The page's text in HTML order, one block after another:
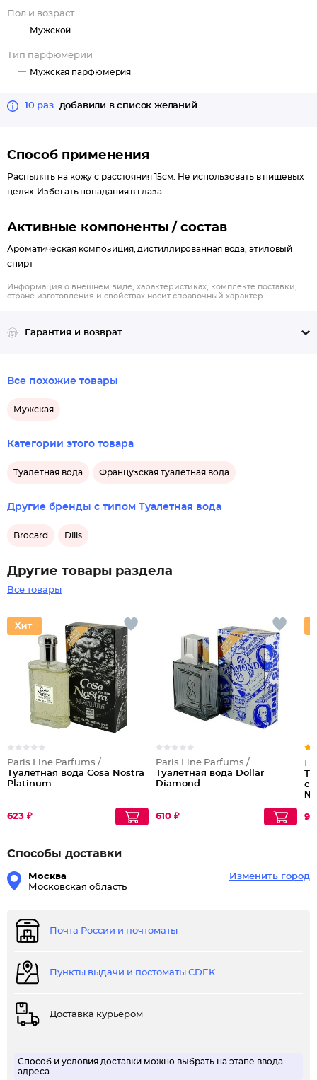
Пол и возраст
Мужской
Тип парфюмерии
Мужская парфюмерия
10 раз добавили в список желаний
Способ применения
Распылять на кожу с расстояния 15см. Не использовать в пищевых
целях. Избегать попадания в глаза.
Активные компоненты / состав
Ароматическая композиция, дистиллированная вода, этиловый
спирт
Информация о внешнем виде, характеристиках, комплекте поставки,
стране изготовления и свойствах носит справочный характер.
Гарантия и возврат
Все похожие товары
Мужская
Категории этого товара
Туалетная вода Французская туалетная вода
Другие бренды с типом Туалетная вода
Brocard Dilis
Другие товары раздела
Все товары
Paris Line Parfums /
Туалетная вода Cosa Nostra
Platinum
623 ₽
Paris Line Parfums /
Туалетная вода Dollar
Diamond
610 ₽
с
№1
Способы доставки
Москва
Московская область
Изменить город
Почта России и почтоматы
Пункты выдачи и постоматы CDEK
Доставка курьером
Способ и условия доставки можно выбрать на этапе ввода
адреса